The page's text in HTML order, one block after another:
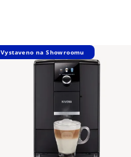
Vystaveno na Showroomu